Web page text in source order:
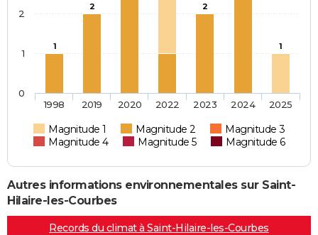
1
2 2
1
Magnitude 1 Magnitude 2
Magnitude 3
Magnitude 4
Magnitude 5 Magnitude 6
1998 2019 2020 2022 2023 2024 2025
0
1
2
Autres informations environnementales sur Saint-
Hilaire-les-Courbes
Records du climat à Saint-Hilaire-les-Courbes